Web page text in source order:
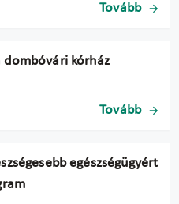
Tovább
kórház
Tovább
egészségügyért